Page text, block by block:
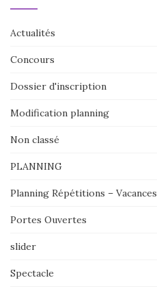
Actualités
Concours
Dossier d'inscription
Modification planning
Non classé
PLANNING
Planning Répétitions – Vacances
Portes Ouvertes
slider
Spectacle